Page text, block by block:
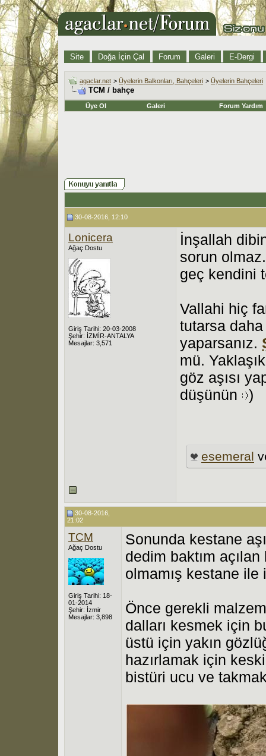
Site Doğa İçin Çal Forum Galeri E-Dergi
agaclar.net > Üyelerin Balkonları, Bahçeleri > Üyelerin Bahçeleri
TCM / bahçe
Üye Ol Galeri Forum Yardım
30-08-2016, 12:10
Lonicera
Ağaç Dostu
Giriş Tarihi: 20-03-2008
Şehir: İZMİR-ANTALYA
Mesajlar: 3,571
İnşallah
sorun
geç kendini
Vallahi hiç
tutarsa
yaparsanız.
mü.
göz aşısı
düşünün
)
esemeral
30-08-2016,
21:02
TCM
Ağaç Dostu
Giriş Tarihi: 18-
01-2014
Şehir: İzmir
Mesajlar: 3,898
Sonunda kestane
dedim baktım
olmamış kestane
Önce gerekli
dalları kesmek için
üstü için yakın
hazırlamak için
bistüri ucu ve